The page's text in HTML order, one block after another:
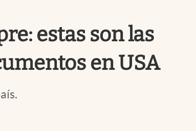
estas son las
en USA